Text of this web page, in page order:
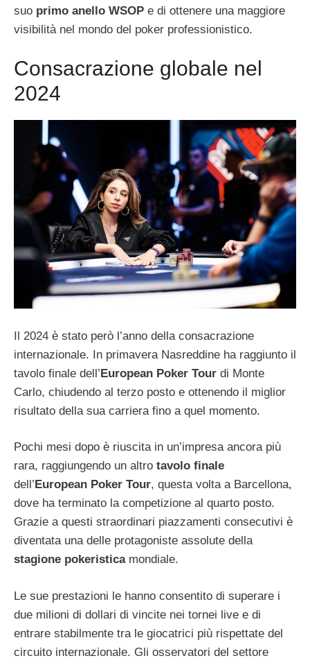
suo primo anello WSOP e di ottenere una maggiore
visibilità nel mondo del poker professionistico.
Consacrazione globale nel
2024
Il 2024 è stato però l’anno della consacrazione
internazionale. In primavera Nasreddine ha raggiunto il
tavolo finale dell’European Poker Tour di Monte
Carlo, chiudendo al terzo posto e ottenendo il miglior
risultato della sua carriera fino a quel momento.
Pochi mesi dopo è riuscita in un’impresa ancora più
rara, raggiungendo un altro tavolo finale
dell’ European Poker Tour, questa volta a Barcellona,
dove ha terminato la competizione al quarto posto.
Grazie a questi straordinari piazzamenti consecutivi è
diventata una delle protagoniste assolute della
stagione pokeristicamondiale.
Le sue prestazioni le hanno consentito di superare i
due milioni di dollari di vincite nei tornei live e di
entrare stabilmente tra le giocatrici più rispettate del
circuito internazionale. Gli osservatori del settore